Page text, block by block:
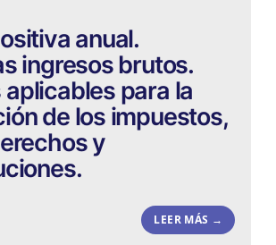
anual.
ingresos brutos.
aplicables para la
de los impuestos,
y
LEER MÁS →